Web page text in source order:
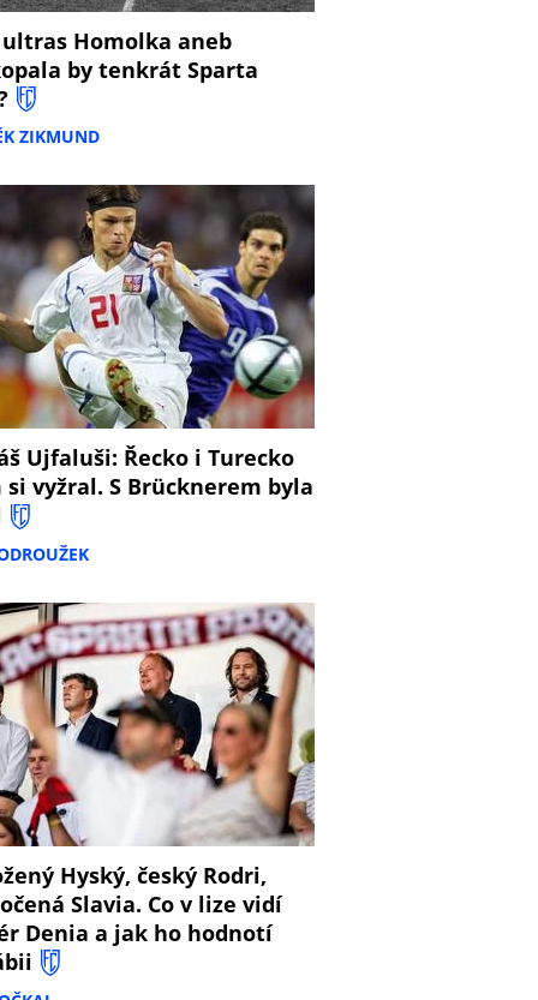
ultras Homolka aneb
by tenkrát Sparta
ZIKMUND
Ujfaluši: Řecko i Turecko
si vyžral. S Brücknerem byla
Hyský, český Rodri,
Slavia. Co v lize vidí
Denia a jak ho hodnotí
8